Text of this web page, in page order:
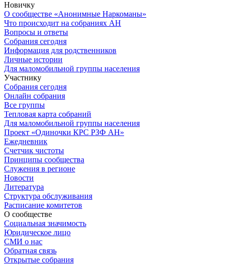
Новичку
О сообществе «Анонимные Наркоманы»
Что происходит на собраниях АН
Вопросы и ответы
Собрания сегодня
Информация для родственников
Личные истории
Для маломобильной группы населения
Участнику
Собрания сегодня
Онлайн собрания
Все группы
Тепловая карта собраний
Для маломобильной группы населения
Проект «Одиночки КРС РЗФ АН»
Ежедневник
Счетчик чистоты
Принципы сообщества
Служения в регионе
Новости
Литература
Структура обслуживания
Расписание комитетов
О сообществе
Социальная значимость
Юридическое лицо
СМИ о нас
Обратная связь
Открытые собрания